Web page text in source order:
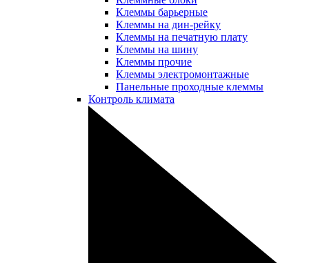
Клеммы барьерные
Клеммы на дин-рейку
Клеммы на печатную плату
Клеммы на шину
Клеммы прочие
Клеммы электромонтажные
Панельные проходные клеммы
Контроль климата